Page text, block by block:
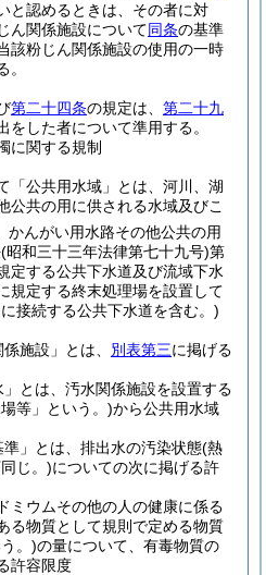
と認めるときは、その者に対
ん関係施設について同条の基準
該粉じん関係施設の使用の一時
。
第二十四条の規定は、 第二十九
をした者について準用する。
に関する規制
「公共用水域」とは、河川、湖
公共の用に供される水域及びこ
、かんがい用水路その他公共の用
(昭和三十三年法律第七十九号)第
定する公共下水道及び流域下水
規定する終末処理場を設置して
接続する公共下水道を含む。)
施設」とは、 別表第三に掲げる
とは、汚水関係施設を設置する
等」という。)から公共用水域
」とは、排出水の汚染状態(熱
じ。 )についての次に掲げる許
ミウムその他の人の健康に係る
る物質として規則で定める物質
。)の量について、有毒物質の
許容限度